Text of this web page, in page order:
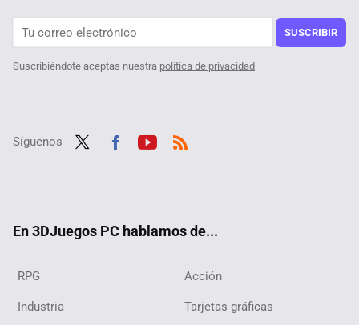
Es la versión de Doom para PC peor optimizada de todas y tardarías siglos en completar uno solo de sus niveles, pero el logro verdadero está en cómo se ha creado
SUSCRIBIR
Suscribiéndote aceptas nuestra política de privacidad
Síguenos
En 3DJuegos PC hablamos de...
RPG Acción
Industria Tarjetas gráficas